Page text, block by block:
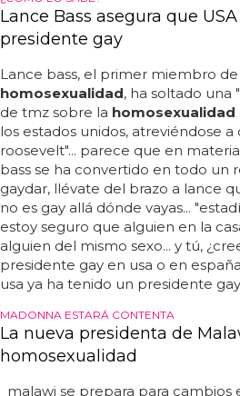
a su búsqueda en honor a
El detalle en cuestión durará 10
sorprendido ya, corre a buscar
con la homosexualidadencajan
cuáles no... si esta semana
relacionado con la
"lesbian", o "marriage equality" (o
otros idiomas) aparecerá un
arco iris... esta conmemoración no
se celebrarán alrededor del
conmemora el aniversario de los
respuesta a la redada ilegal de la
ambiente el 28 de junio de 1969...
¿CÓMO LO SABE?
Lance Bass asegura que
presidente gay
Lance bass, el primer miembro de
homosexualidad
, ha soltado una